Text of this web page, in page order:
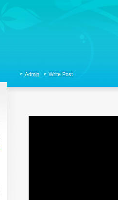
Admin Write Post